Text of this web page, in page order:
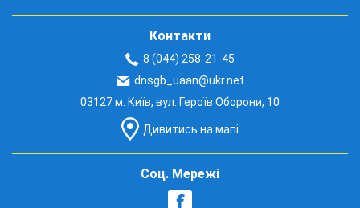
Контакти
8 (044) 258-21-45
dnsgb_uaan@ukr.net
03127 м. Київ, вул. Героїв Оборони, 10
Дивитись на мапі
Соц. Мережі